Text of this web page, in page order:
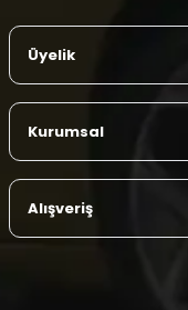
Üyelik
Kurumsal
Alışveriş